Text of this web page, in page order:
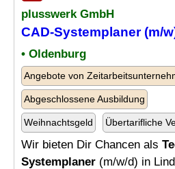
plusswerk GmbH
CAD-Systemplaner(m/
• Oldenburg
Angebote von
Abgeschlossene Ausbildung
Weihnachtsgeld Übertarifliche
Wir bieten Dir Chancen als
Systemplaner (m/w/d) in